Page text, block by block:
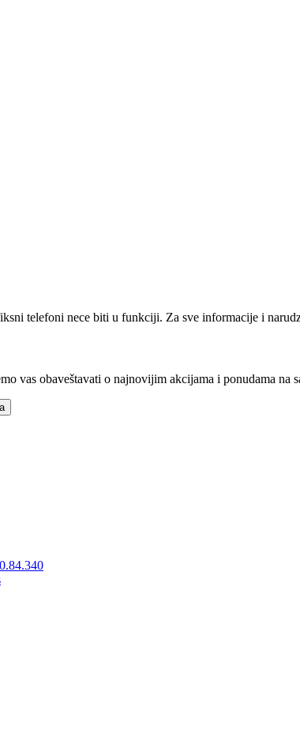
telefoni nece biti u funkciji. Za sve informacije i
vas obaveštavati o najnovijim akcijama i ponudama na